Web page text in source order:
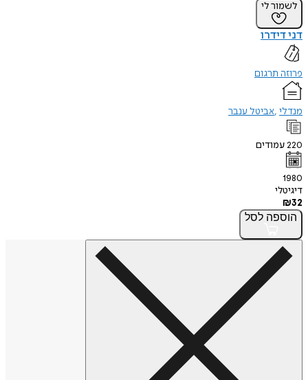
לשמור לי
דני דידרו
פרוזה תרגום
מנדלי אביטל ענבר
220עמודים
1980
דיגיטלי
₪32
הוספה לסל